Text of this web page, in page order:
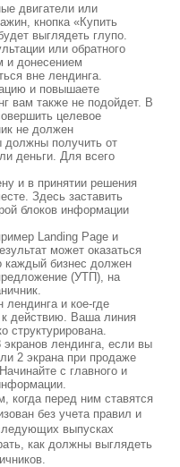
двигатели или
кнопка «Купить
выглядеть глупо.
или обратного
и донесением
вне лендинга.
и повышаете
вам также не подойдет. В
целевое
не должен
должны получить от
деньги. Для всего
и в принятии решения
Здесь заставить
блоков информации
Landing Page и
может оказаться
каждый бизнес должен
(УТП), на
и кое-где
к действию. Ваша линия
структурирована.
лендинга, если вы
2 экрана при продаже
с главного и
когда перед ним ставятся
без учета правил и
выпусках
как должны выглядеть